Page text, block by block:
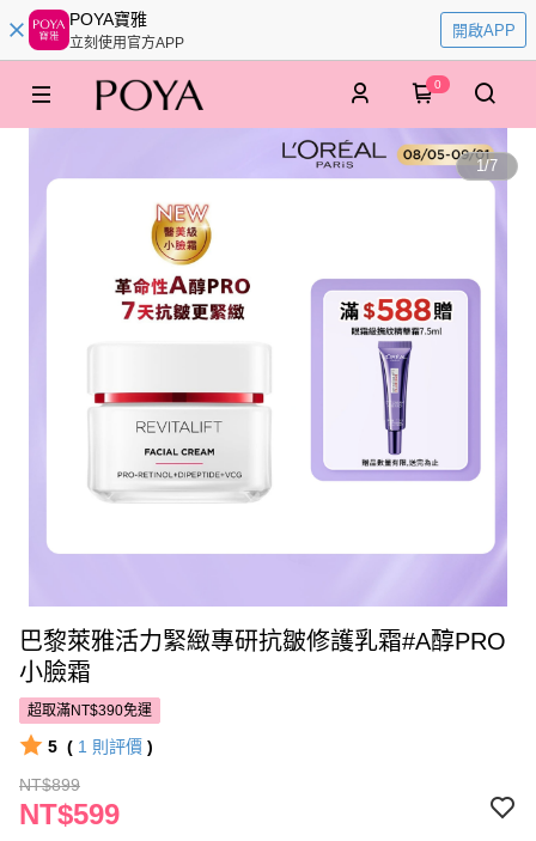
POYA寶雅
立刻使用官方APP
開啟APP
0
1/7
巴黎萊雅活力緊緻專研抗皺修護乳霜#A醇PRO
小臉霜
超取滿NT$390免運
5 ( 1 則評價 )
NT$899
NT$599